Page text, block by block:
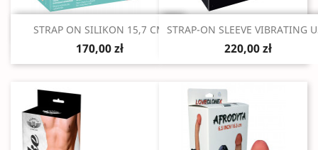
 Szybki podgląd
STRAP ON SILIKON 15,7 CM
170,00 zł
Szybki podgląd
STRAP-ON SLEEVE VIBRATING
220,00 zł